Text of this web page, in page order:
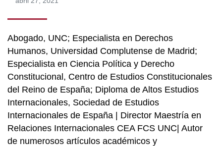
Abogado, UNC; Especialista en Derechos
Humanos, Universidad Complutense de Madrid;
Especialista en Ciencia Política y Derecho
Constitucional, Centro de Estudios Constitucionales
del Reino de España; Diploma de Altos Estudios
Internacionales, Sociedad de Estudios
Internacionales de España | Director Maestría en
Relaciones Internacionales CEA FCS UNC| Autor
de numerosos artículos académicos y